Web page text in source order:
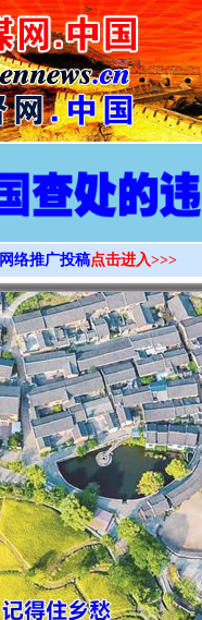
>
网络推广投稿点击进入>>>